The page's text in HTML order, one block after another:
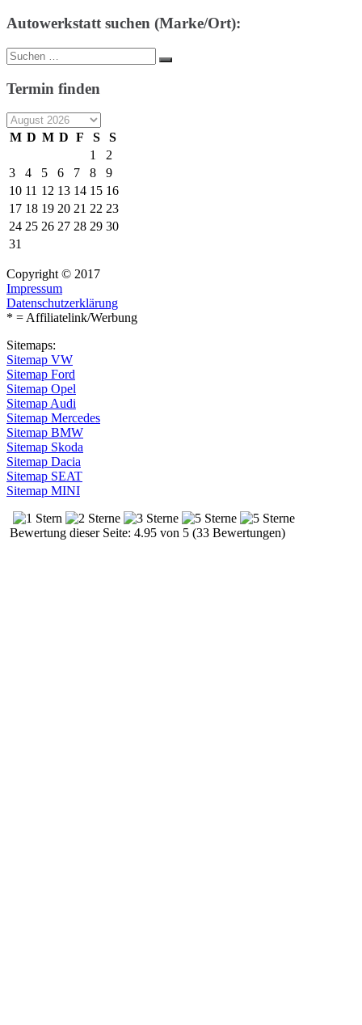
Autowerkstatt suchen (Marke/Ort):
Suche
nach:
Suchen
Termin finden
M D M D F S
S
1
2
3
4 5 6 7 8
9
10 11 12 13 14 15 16
17 18 19 20 21 22 23
24 25 26 27 28 29 30
31
Copyright © 2017
Impressum
Datenschutzerklärung
* = Affiliatelink/Werbung
Sitemaps:
Sitemap VW
Sitemap Ford
Sitemap Opel
Sitemap Audi
Sitemap Mercedes
Sitemap BMW
Sitemap Skoda
Sitemap Dacia
Sitemap SEAT
Sitemap MINI
Bewertung dieser Seite: 4.95 von 5 (33 Bewertungen)